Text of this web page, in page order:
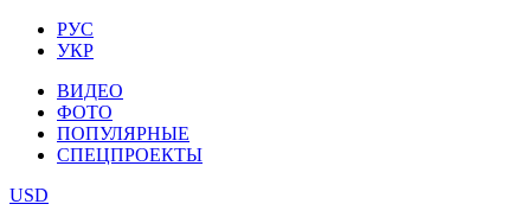
РУС
УКР
ВИДЕО
ФОТО
ПОПУЛЯРНЫЕ
СПЕЦПРОЕКТЫ
USD